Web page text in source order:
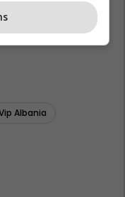
Albania